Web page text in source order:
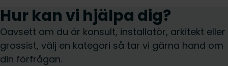
Hur kan vi hjälpa dig?
Oavsett om du är konsult, installatör, arkitekt eller
grossist, välj en kategori så tar vi gärna hand om
din förfrågan.